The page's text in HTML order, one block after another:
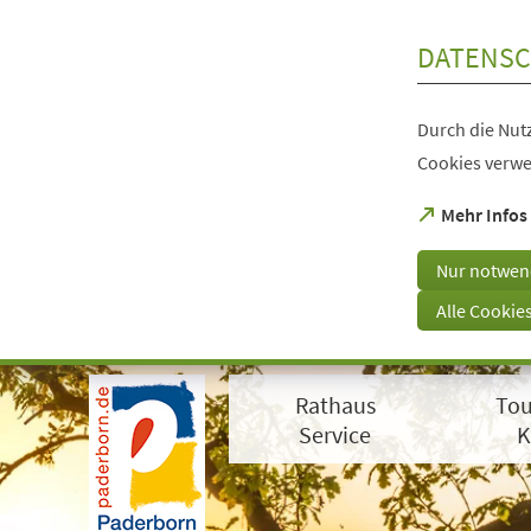
Visuelle
Assistenzsoftware
öffnen.
der
Tastatur
erreichbar
Durch die
Cookies
Mehr Infos
(Öffnet
einem
neuen
Tab)
Nur
Alle
Rathaus
Service